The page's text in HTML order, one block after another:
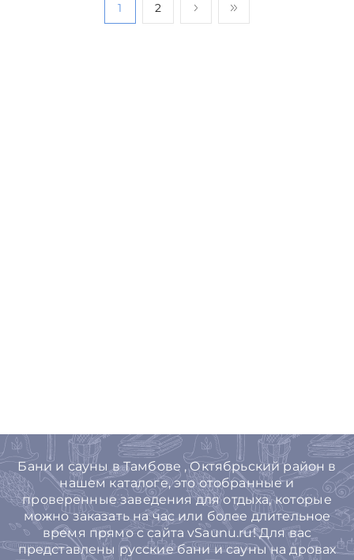
1 2
Бани и сауны в Тамбове , Октябрьский район в
нашем каталоге, это отобранные и
проверенные заведения для отдыха, которые
можно заказать на час или более длительное
время прямо с сайта vSaunu.ru! Для вас
представлены русские бани и сауны на дровах